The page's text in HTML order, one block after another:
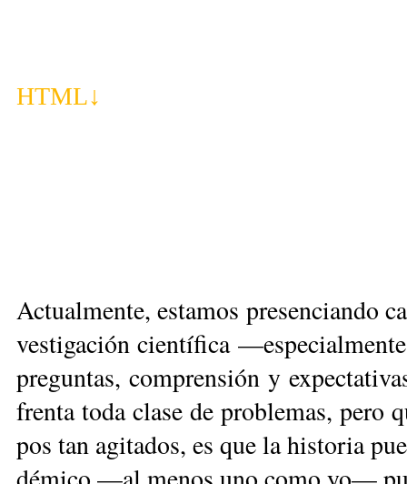
HTML↓
Ac­tual­men­te, es­ta­mos pre­sen­cian­do
ves­ti­ga­ción cien­tí­fi­ca
pre­gun­tas, com­pren­sión y
fren­ta to­da cla­se de pro­ble­mas, pe­ro
pos tan agi­ta­dos, es que la his­to­ria